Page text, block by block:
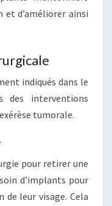
et d’améliorer ainsi
indiqués dans le
des interventions
tumorale.
pour retirer une
d’implants pour
leur visage. Cela